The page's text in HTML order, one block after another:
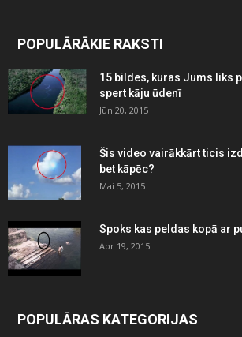
POPULĀRĀKIE RAKSTI
15 bildes, kuras Jums liks
spert kāju ūdenī
Jūn 20, 2015
Šis video vairākkārt ticis
bet kāpēc?
Mai 5, 2015
Spoks kas peldas kopā ar
Apr 19, 2015
POPULĀRAS KATEGORIJAS